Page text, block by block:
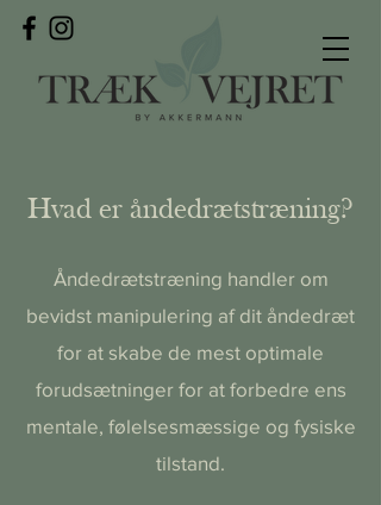
Hvad er åndedrætstræning?
Åndedrætstræning handler om
bevidst manipulering af dit åndedræt
for at skabe de mest optimale
forudsætninger for at forbedre ens
mentale, følelsesmæssige og fysiske
tilstand.